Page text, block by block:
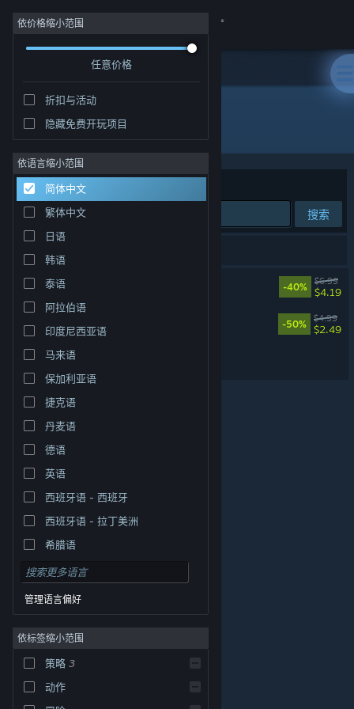
登录
社区
关于
客服
更改语言
获取 Steam 手机应用
查看桌面版网站
© Valve Corporation。保留所有权利。所有商标均为其在
律信息| 无障碍
依价格缩小范围
任意价格
折扣与活动
隐藏免费开玩项目
依语言缩小范围
简体中文
繁体中文
日语
韩语
泰语
阿拉伯语
印度尼西亚语
马来语
保加利亚语
捷克语
丹麦语
德语
英语
西班牙语 - 西班牙
西班牙语 - 拉丁美洲
希腊语
管理语言偏好
依标签缩小范围
策略 3
动作
开发者: verty
排序依据 相关性
搜索
3 个匹配的搜索结果。
-40%
$6.99
$4.19
-50%
$4.99
$2.49